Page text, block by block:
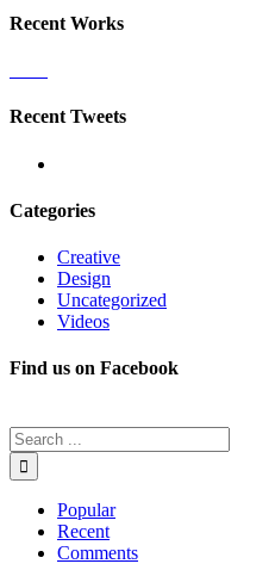
Recent Works
Recent Tweets
Categories
Creative
Design
Uncategorized
Videos
Find us on Facebook
Popular
Recent
Comments